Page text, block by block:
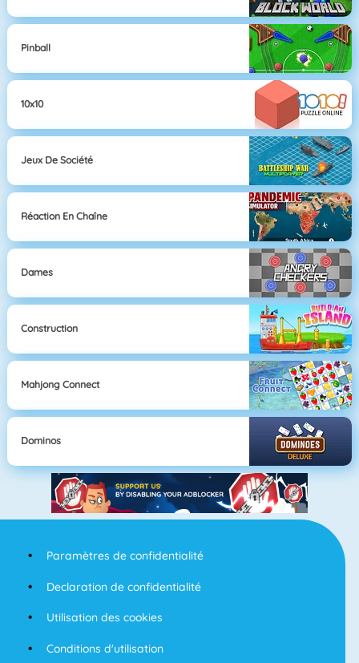
Pinball
10x10
Jeux De Société
Réaction En Chaîne
Dames
Construction
Mahjong Connect
Dominos
Paramètres de confidentialité
Declaration de confidentialité
Utilisation des cookies
Conditions d'utilisation